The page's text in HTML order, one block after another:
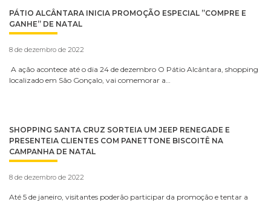
PÁTIO ALCÂNTARA INICIA PROMOÇÃO ESPECIAL ”COMPRE E
GANHE” DE NATAL
8 de dezembro de 2022
A ação acontece até o dia 24 de dezembro O Pátio Alcântara, shopping
localizado em São Gonçalo, vai comemorar a…
SHOPPING SANTA CRUZ SORTEIA UM JEEP RENEGADE E
PRESENTEIA CLIENTES COM PANETTONE BISCOITÊ NA
CAMPANHA DE NATAL
8 de dezembro de 2022
Até 5 de janeiro, visitantes poderão participar da promoção e tentar a